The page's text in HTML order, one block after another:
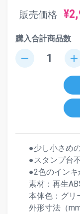
販売価格 ¥
購入合計商品数
remove add
●少し小さめ
●スタンプ台
●2色のインキ
素材：再生
本体色：グリ
外形寸法（